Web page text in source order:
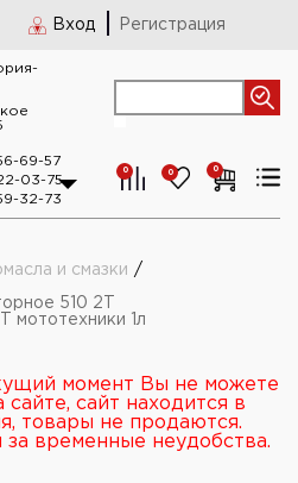
Вход Регистрация
69-57
03-75
32-73
0 0 0
и смазки /
510 2Т
мототехники 1л
момент Вы не можете
сайт находится в
товары не продаются.
за временные неудобства.